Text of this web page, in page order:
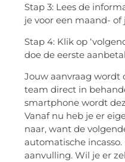
Stap 3: Lees de
je voor een maand- of
Stap 4: Klik op
doe de eerste
Jouw aanvraag wordt
team direct in
smartphone wordt
Vanaf nu heb je er
naar, want de
automatische
aanvulling. Wil je er